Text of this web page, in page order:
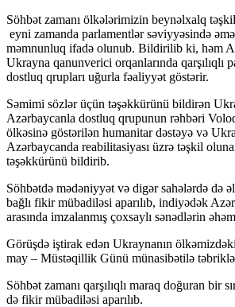
Söhbət zamanı ölkələrimizin beynəlxalq
eyni zamanda parlamentlər səviyyəsində
məmnunluq ifadə olunub. Bildirilib ki, həm
Ukrayna qanunverici orqanlarında qarşılıqlı
dostluq qrupları uğurla fəaliyyət göstərir.
Səmimi sözlər üçün təşəkkürünü bildirən
Azərbaycanla dostluq qrupunun rəhbəri
ölkəsinə göstərilən humanitar dəstəyə və
Azərbaycanda reabilitasiyası üzrə təşkil
təşəkkürünü bildirib.
Söhbətdə mədəniyyət və digər sahələrdə də
bağlı fikir mübadiləsi aparılıb, indiyədək
arasında imzalanmış çoxsaylı sənədlərin
Görüşdə iştirak edən Ukraynanın
may – Müstəqillik Günü münasibətilə
Söhbət zamanı qarşılıqlı maraq doğuran bir
də fikir mübadiləsi aparılıb.